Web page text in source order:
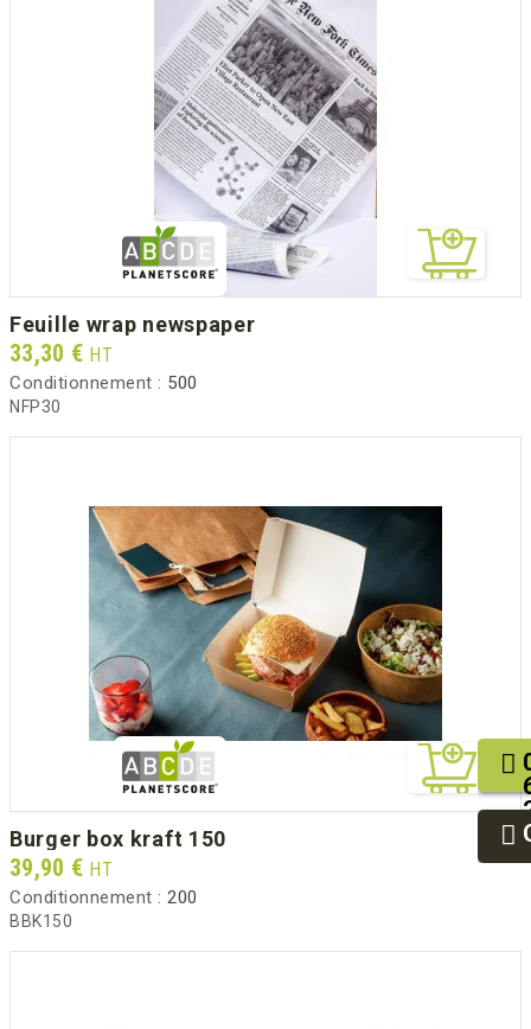
feuille wrap newspaper
Prix
33,30 € HT
Conditionnement : 500
NFP30
burger box kraft 150
Prix
39,90 € HT
Conditionnement : 200
BBK150